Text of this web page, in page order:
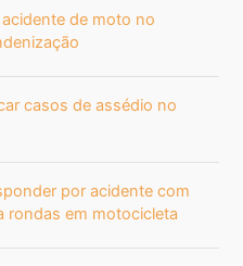
de moto no
casos de assédio no
por acidente com
rondas em motocicleta